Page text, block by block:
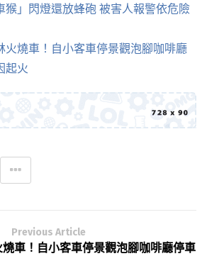
猴」閃燈還放蜂砲 被害人報警依危險
火燒車！自小客車停景觀泡腳咖啡廳
起火
Previous Article
燒車！自小客車停景觀泡腳咖啡廳停車